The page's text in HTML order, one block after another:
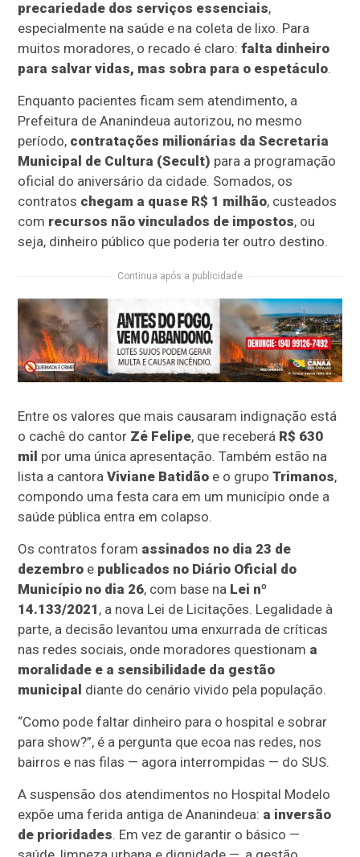
precariedade dos serviços essenciais,
especialmente na saúde e na coleta de lixo. Para
muitos moradores, o recado é claro:falta dinheiro
para salvar vidas, mas sobra para o espetáculo.
Enquanto pacientes ficam sem atendimento, a
Prefeitura de Ananindeua autorizou, no mesmo
período, contratações milionárias da Secretaria
Municipal de Cultura (Secult) para a programação
oficial do aniversário da cidade. Somados, os
contratos chegam a quase R$ 1 milhão, custeados
com recursos não vinculados de impostos, ou
seja, dinheiro público que poderia ter outro destino.
Continua após a publicidade
Entre os valores que mais causaram indignação está
o cachê do cantor Zé Felipe, que receberá R$ 630
mil por uma única apresentação. Também estão na
lista a cantoraViviane Batidão e o grupoTrimanos,
compondo uma festa cara em um município onde a
saúde pública entra em colapso.
Os contratos foram assinados no dia 23 de
dezembro e publicados no Diário Oficial do
Município no dia 26, com base na Lei nº
14.133/2021 , a nova Lei de Licitações. Legalidade à
parte, a decisão levantou uma enxurrada de críticas
nas redes sociais, onde moradores questionam a
moralidade e a sensibilidade da gestão
municipal diante do cenário vivido pela população.
“Como pode faltar dinheiro para o hospital e sobrar
para show?”, é a pergunta que ecoa nas redes, nos
bairros e nas filas — agora interrompidas — do SUS.
A suspensão dos atendimentos no Hospital Modelo
expõe uma ferida antiga de Ananindeua: a inversão
de prioridades. Em vez de garantir o básico —